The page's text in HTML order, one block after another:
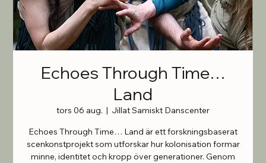
Echoes Through Time…
Land
tors 06 aug.
  |
Jillat Samiskt Danscenter
Echoes Through Time… Land är ett forskningsbaserat
scenkonstprojekt som utforskar hur kolonisation formar
minne, identitet och kropp över generationer. Genom